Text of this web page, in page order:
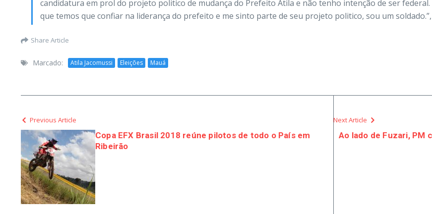
candidatura em prol do projeto politico de mudança do Prefeito Atila e não tenho intenção de ser
que temos que confiar na liderança do prefeito e me sinto parte de seu projeto politico, sou um
Share Article
Marcado: Atila Jacomussi Eleições Mauá
Previous Article
Copa EFX Brasil 2018 reúne pilotos de todo o País em
Ribeirão
Next Article
Ao lado de Fuzari, PM